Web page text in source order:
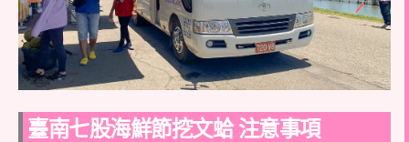
臺南七股海鮮節挖文蛤 注意事項